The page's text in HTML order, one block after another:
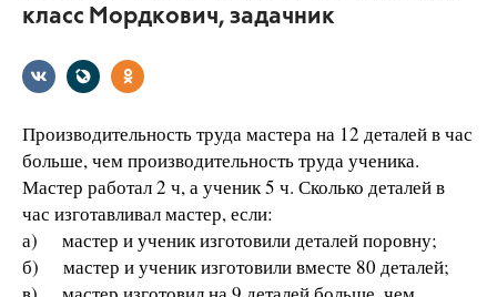
класс Мордкович, задачник
Производительность труда мастера на 12 деталей в час
больше, чем производительность труда ученика.
Мастер работал 2 ч, а ученик 5 ч. Сколько деталей в
час изготавливал мастер, если:
а) мастер и ученик изготовили деталей поровну;
б) мастер и ученик изготовили вместе 80 деталей;